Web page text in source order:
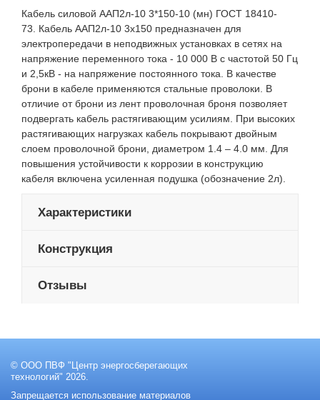
Кабель силовой ААП2л-10 3*150-10 (мн) ГОСТ 18410-
73. Кабель ААП2л-10 3х150 предназначен для
электропередачи в неподвижных установках в сетях на
напряжение переменного тока - 10 000 В с частотой 50 Гц
и 2,5кВ - на напряжение постоянного тока. В качестве
брони в кабеле применяются стальные проволоки. В
отличие от брони из лент проволочная броня позволяет
подвергать кабель растягивающим усилиям. При высоких
растягивающих нагрузках кабель покрывают двойным
слоем проволочной брони, диаметром 1.4 – 4.0 мм. Для
повышения устойчивости к коррозии в конструкцию
кабеля включена усиленная подушка (обозначение 2л).
Характеристики
Конструкция
Отзывы
© ООО ПВФ "Центр энергосберегающих
технологий" 2026.
Запрещается использование материалов